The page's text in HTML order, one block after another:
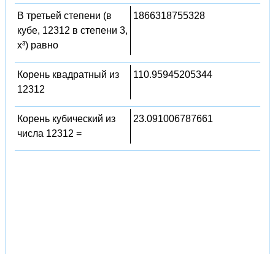
В третьей степени (в
кубе, 12312 в степени 3,
x³) равно
1866318755328
Корень квадратный из
12312
110.95945205344
Корень кубический из
числа 12312 =
23.091006787661